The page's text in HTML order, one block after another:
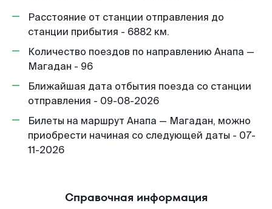
Расстояние от станции отправления до
станции прибытия - 6882 км.
Количество поездов по направлению Анапа —
Магадан - 96
Ближайшая дата отбытия поезда со станции
отправления - 09-08-2026
Билеты на маршрут Анапа — Магадан, можно
приобрести начиная со следующей даты - 07-
11-2026
Справочная информация